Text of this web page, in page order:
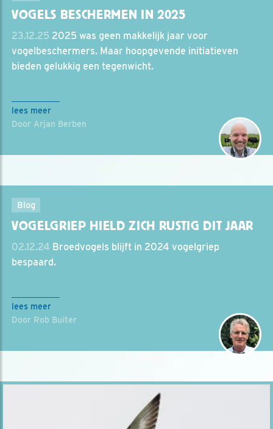
VOGELS BESCHERMEN IN 2025
23.12.25 2025 was geen makkelijk jaar voor
vogelbeschermers. Maar hoopgevende initiatieven
bieden gelukkig een tegenwicht.
lees meer
Door Arjan Berben
Blog
VOGELGRIEP HIELD ZICH RUSTIG DIT JAAR
02.12.24 Broedvogels blijft in 2024 vogelgriep
bespaard.
lees meer
Door Rob Buiter